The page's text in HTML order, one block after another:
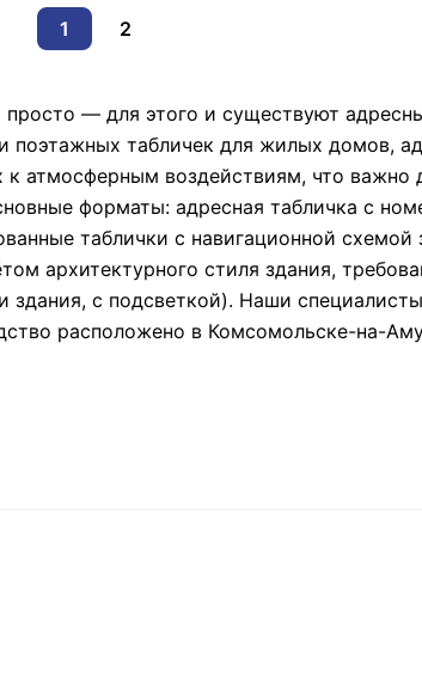
1 2
— для этого и существуют
поэтажных табличек для жилых домов,
атмосферным воздействиям, что важно
форматы: адресная табличка с
таблички с навигационной
архитектурного стиля здания,
с подсветкой). Наши
расположено в Комсомольске-на-